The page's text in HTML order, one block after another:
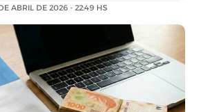
ABRIL DE 2026 - 22:49 HS